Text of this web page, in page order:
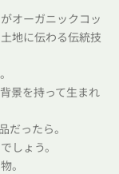
オーガニックコッ
地に伝わる伝統技
景を持って生まれ
だったら。
しょう。
。